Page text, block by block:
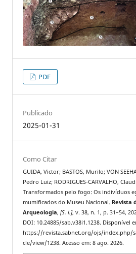
PDF
Publicado
2025-01-31
Como Citar
GUIDA, Victor; BASTOS, Murilo; VON
Pedro Luiz; RODRIGUES-CARVALHO,
Transformados pelo fogo: Os indivíduos
mumificados do Museu Nacional. Revista
Arqueologia,[S. l.], v. 38, n. 1, p. 31–54,
DOI: 10.24885/sab.v38i1.1238. Disponível
https://revista.sabnet.org/ojs/index.php/
cle/view/1238. Acesso em: 8 ago. 2026.